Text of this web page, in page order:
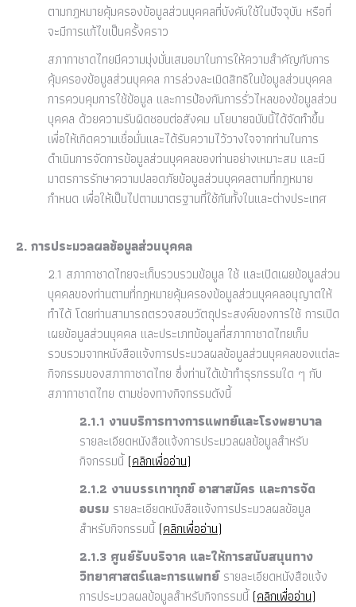
ตามกฎหมายคุ้มครองข้อมูลส่วนบุคคลที่บังคับใช้ในปัจจุบัน หรือที่
จะมีการแก้ไขเป็นครั้งคราว
สภากาชาดไทยมีความมุ่งมั่นเสมอมาในการให้ความสำคัญกับการ
คุ้มครองข้อมูลส่วนบุคคล การล่วงละเมิดสิทธิในข้อมูลส่วนบุคคล
การควบคุมการใช้ข้อมูล และการป้องกันการรั่วไหลของข้อมูลส่วน
บุคคล ด้วยความรับผิดชอบต่อสังคม นโยบายฉบับนี้ได้จัดทำขึ้น
เพื่อให้เกิดความเชื่อมั่นและได้รับความไว้วางใจจากท่านในการ
ดำเนินการจัดการข้อมูลส่วนบุคคลของท่านอย่างเหมาะสม และมี
มาตรการรักษาความปลอดภัยข้อมูลส่วนบุคคลตามที่กฎหมาย
กำหนด เพื่อให้เป็นไปตามมาตรฐานที่ใช้กันทั้งในและต่างประเทศ
2. การประมวลผลข้อมูลส่วนบุคคล
2.1 สภากาชาดไทยจะเก็บรวบรวมข้อมูล ใช้ และเปิดเผยข้อมูลส่วน
บุคคลของท่านตามที่กฎหมายคุ้มครองข้อมูลส่วนบุคคลอนุญาตให้
ทำได้ โดยท่านสามารถตรวจสอบวัตถุประสงค์ของการใช้ การเปิด
เผยข้อมูลส่วนบุคคล และประเภทข้อมูลที่สภากาชาดไทยเก็บ
รวบรวมจากหนังสือแจ้งการประมวลผลข้อมูลส่วนบุคคลของแต่ละ
กิจกรรมของสภากาชาดไทย ซึ่งท่านได้เข้าทำธุรกรรมใด ๆ กับ
สภากาชาดไทย ตามช่องทางกิจกรรมดังนี้
2.1.1 งานบริการทางการแพทย์และโรงพยาบาล
รายละเอียดหนังสือแจ้งการประมวลผลข้อมูลสำหรับ
กิจกรรมนี้ (คลิกเพื่ออ่าน)
2.1.2 งานบรรเทาทุกข์ อาสาสมัคร และการจัด
อบรม รายละเอียดหนังสือแจ้งการประมวลผลข้อมูล
สำหรับกิจกรรมนี้ (คลิกเพื่ออ่าน)
2.1.3 ศูนย์รับบริจาค และให้การสนับสนุนทาง
วิทยาศาสตร์และการแพทย์ รายละเอียดหนังสือแจ้ง
การประมวลผลข้อมูลสำหรับกิจกรรมนี้ (คลิกเพื่ออ่าน)